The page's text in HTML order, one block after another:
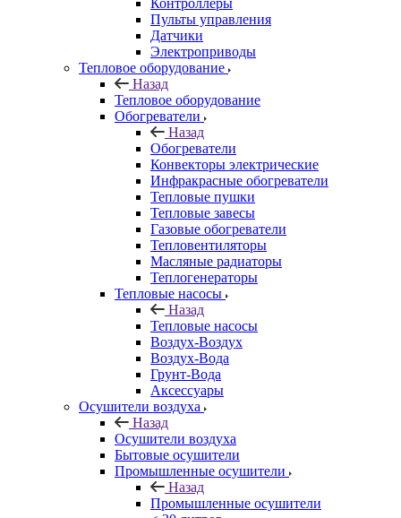
Контроллеры
Пульты управления
Датчики
Электроприводы
Тепловое оборудование
Назад
Тепловое оборудование
Обогреватели
Назад
Обогреватели
Конвекторы электрические
Инфракрасные обогреватели
Тепловые пушки
Тепловые завесы
Газовые обогреватели
Тепловентиляторы
Масляные радиаторы
Теплогенераторы
Тепловые насосы
Назад
Тепловые насосы
Воздух-Воздух
Воздух-Вода
Грунт-Вода
Аксессуары
Осушители воздуха
Назад
Осушители воздуха
Бытовые осушители
Промышленные осушители
Назад
Промышленные осушители